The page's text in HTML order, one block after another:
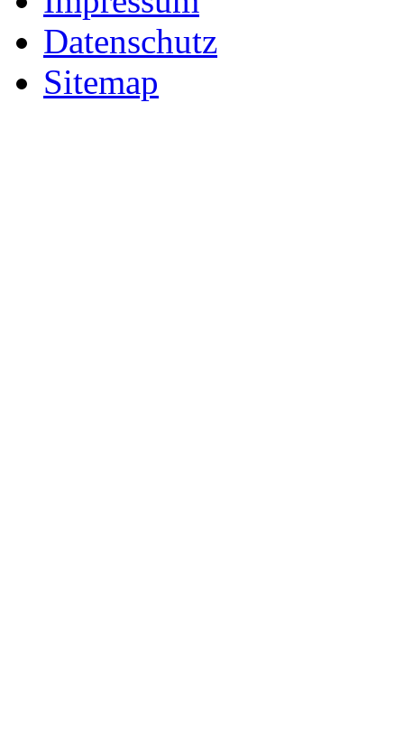
Datenschutz
Sitemap